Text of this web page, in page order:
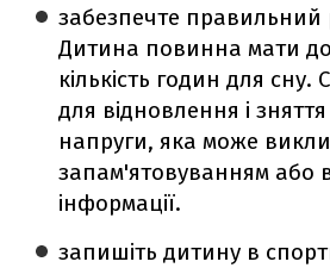
забезпечте
Дитина повинна мати
кількість годин для сну.
для відновлення і
напруги, яка може
запам'ятовуванням або
інформації.
запишіть дитину в